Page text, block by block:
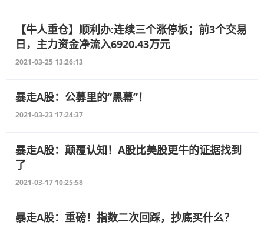
【牛人重仓】顺利办:连续三个涨停板；前3个交易
日，主力资金净流入6920.43万元
2021-03-25 13:26:13
暴走A股：公募里的“黑幕”！
2021-03-23 17:24:37
暴走A股：颠覆认知！A股比美股更牛的证据找到
了
2021-03-17 10:25:58
暴走A股：重磅！指数二次回踩，抄底买什么？